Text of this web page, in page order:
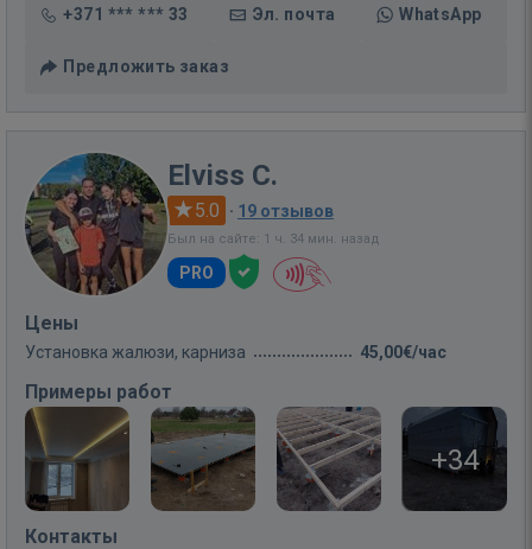
+371 *** *** 33 Эл. почта WhatsApp
Предложить заказ
Elviss C.
5.0 · 19 отзывов
Был на сайте: 1 ч. 34 мин. назад
PRO
Цены
Установка жалюзи, карниза 45,00€/час
Примеры работ
+34
Контакты